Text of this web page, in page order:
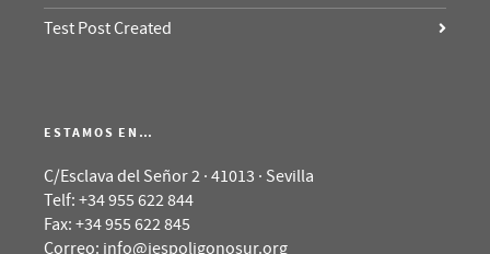
Test Post Created
ESTAMOS EN…
C/Esclava del Señor 2 · 41013 · Sevilla
Telf: +34 955 622 844
Fax: +34 955 622 845
Correo: info@iespoligonosur.org